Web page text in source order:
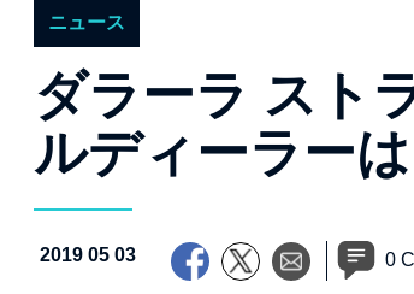
ニュース
ダラーラ スト
ルディーラー
2019 05 03 0